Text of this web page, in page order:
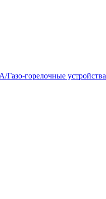
горелочные устройства